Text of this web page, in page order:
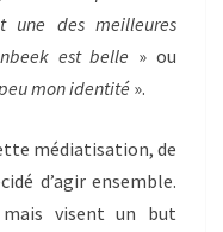
une des meilleures
est belle » ou
mon identité ».
médiatisation, de
d’agir ensemble.
visent un but